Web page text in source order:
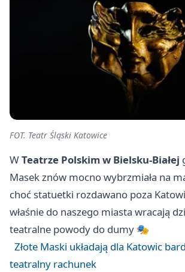
FOT. Teatr Śląski Katowice
WTeatrze Polskim w Bielsku-Białej
Masek znów mocno wybrzmiała na
choć statuetki rozdawano poza
właśnie do naszego miasta wracają
teatralne powody do dumy 🎭
Złote Maski układają dla Katowic
teatralny rachunek